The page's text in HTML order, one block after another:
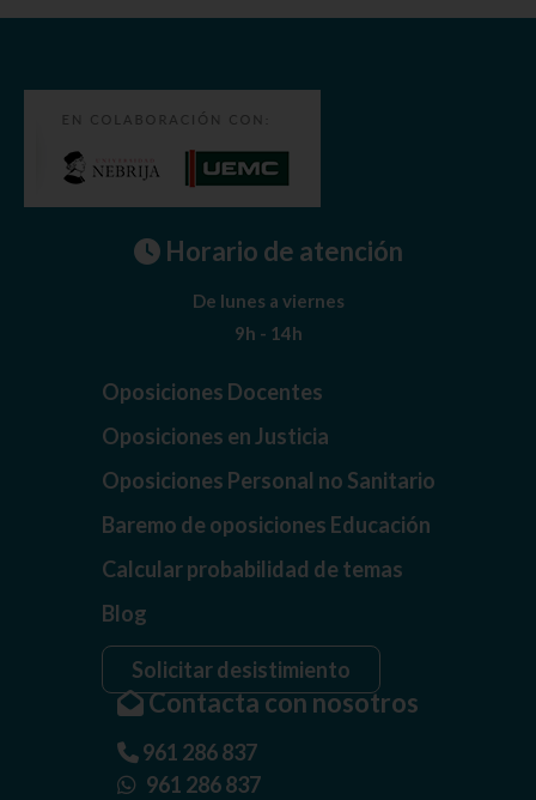
Horario de atención
De lunes a viernes
9h - 14h
Oposiciones Docentes
Oposiciones en Justicia
Oposiciones Personal no Sanitario
Baremo de oposiciones Educación
Calcular probabilidad de temas
Blog
Solicitar desistimiento
Contacta con nosotros
961 286 837
961 286 837